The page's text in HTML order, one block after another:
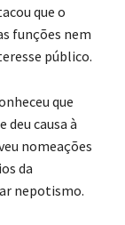
que o
funções nem
público.
que
causa à
nomeações
da
nepotismo.